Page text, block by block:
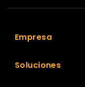
Empresa
Soluciones